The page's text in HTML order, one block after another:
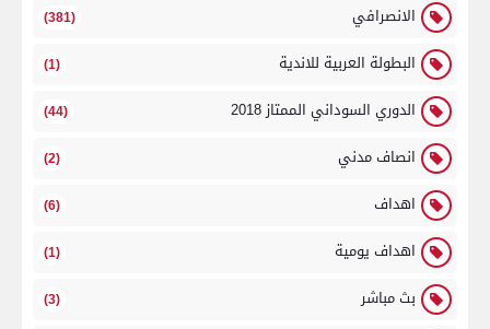
الانصرافي (381)
البطولة العربية للاندية (1)
الدوري السوداني الممتاز 2018 (44)
انصاف مدني (2)
اهداف (6)
اهداف يومية (1)
بث مباشر (3)